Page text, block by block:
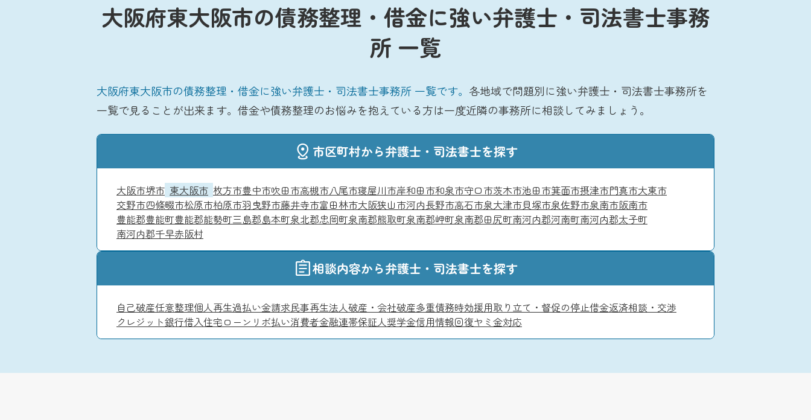
大阪府東大阪市の債務整理・借金に強い弁護士・司法書士事務
所 一覧
大阪府東大阪市の債務整理・借金に強い弁護士・司法書士事務所 一覧です。 各地域で問題別に強い弁護士・司法書士事務所を
一覧で見ることが出来ます。借金や債務整理のお悩みを抱えている方は一度近隣の事務所に相談してみましょう。
市区町村から弁護士・司法書士を探す
大阪市堺市 東大阪市 枚方市豊中市吹田市高槻市八尾市寝屋川市岸和田市和泉市守口市茨木市池田市箕面市摂津市門真市大東市
交野市四條畷市松原市柏原市羽曳野市藤井寺市富田林市大阪狭山市河内長野市高石市泉大津市貝塚市泉佐野市泉南市阪南市
豊能郡豊能町豊能郡能勢町三島郡島本町泉北郡忠岡町泉南郡熊取町泉南郡岬町泉南郡田尻町南河内郡河南町南河内郡太子町
南河内郡千早赤阪村
相談内容から弁護士・司法書士を探す
自己破産任意整理個人再生過払い金請求民事再生法人破産・会社破産多重債務時効援用取り立て・督促の停止借金返済相談・交渉
クレジット銀行借入住宅ローン リボ払い消費者金融連帯保証人奨学金信用情報回復ヤミ金対応